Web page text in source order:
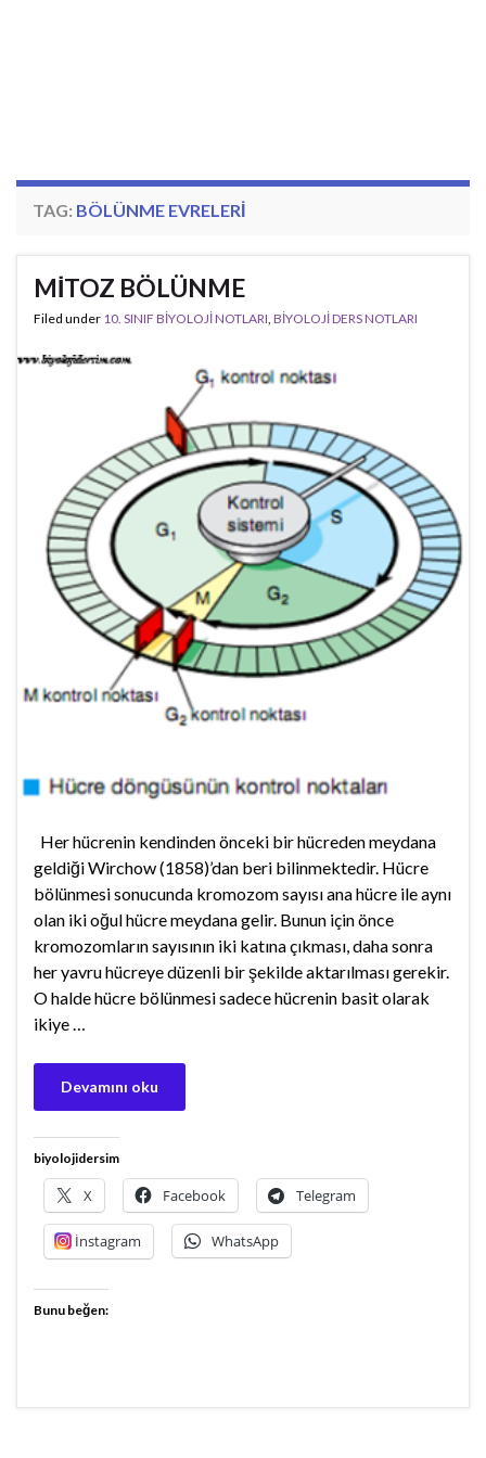
TAG: BÖLÜNME EVRELERI
MİTOZ BÖLÜNME
Filed under 10. SINIF BİYOLOJİ NOTLARI, BİYOLOJİ DERS NOTLARI
Her hücrenin kendinden önceki bir hücreden meydana
geldiği Wirchow (1858)’dan beri bilinmektedir. Hücre
bölünmesi sonucunda kromozom sayısı ana hücre ile aynı
olan iki oğul hücre meydana gelir. Bunun için önce
kromozomların sayısının iki katına çıkması, daha sonra
her yavru hücreye düzenli bir şekilde aktarılması gerekir.
O halde hücre bölünmesi sadece hücrenin basit olarak
ikiye …
Devamını oku
biyolojidersim
X Facebook Telegram
İnstagram WhatsApp
Bunu beğen: